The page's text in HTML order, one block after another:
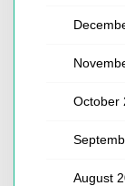
October
August